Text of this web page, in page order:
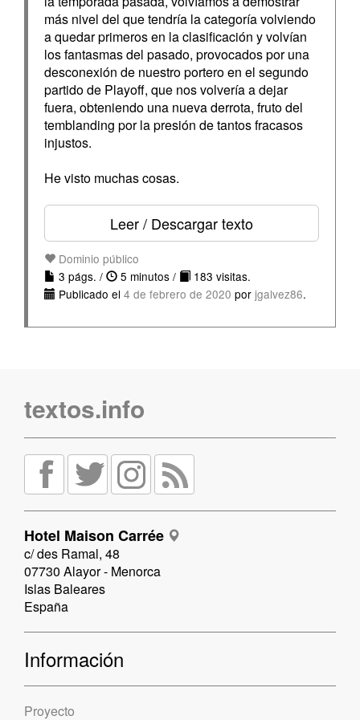
más nivel del que tendría la categoría volviendo
a quedar primeros en la clasificación y volvían
los fantasmas del pasado, provocados por una
desconexión de nuestro portero en el segundo
partido de Playoff, que nos volvería a dejar
fuera, obteniendo una nueva derrota, fruto del
temblanding por la presión de tantos fracasos
injustos.
He visto muchas cosas.
Leer / Descargar texto
Dominio público
3 págs. /
5 minutos /
183 visitas.
Publicado el 4 de febrero de 2020 por jgalvez86.
textos.info
Hotel Maison Carrée
c/ des Ramal, 48
07730 Alayor - Menorca
Islas Baleares
España
Información
Proyecto